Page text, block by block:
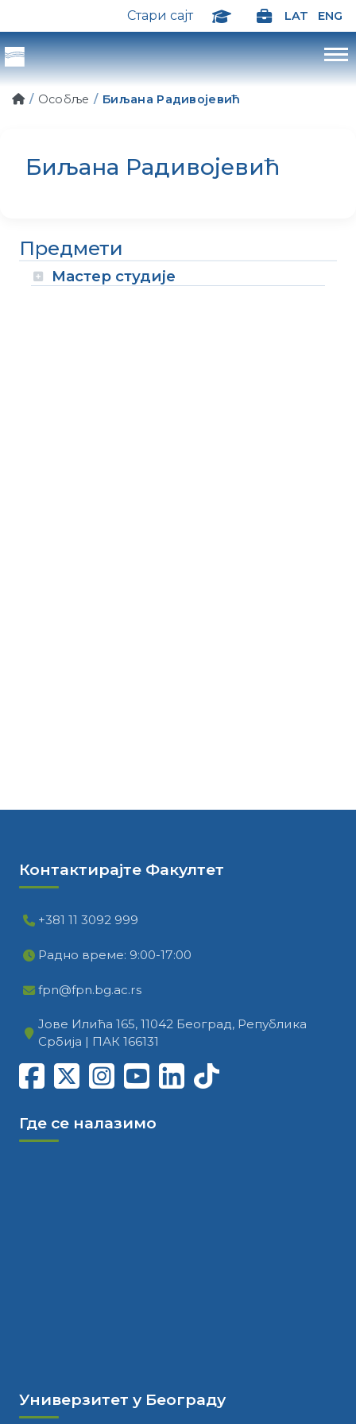
Стари сајт LAT ENG
Особље Биљана Радивојевић
Биљана Радивојевић
Предмети
Мастер студије
Контактирајте Факултет
+381 11 3092 999
Радно време: 9:00-17:00
fpn@fpn.bg.ac.rs
Јове Илића 165, 11042 Београд, Република
Србија | ПАК 166131
Где се налазимо
Универзитет у Београду